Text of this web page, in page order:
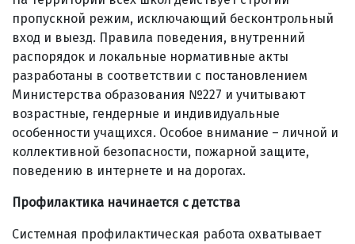
пропускной режим, исключающий бесконтрольный
вход и выезд. Правила поведения, внутренний
распорядок и локальные нормативные акты
разработаны в соответствии с постановлением
Министерства образования №227 и учитывают
возрастные, гендерные и индивидуальные
особенности учащихся. Особое внимание – личной и
коллективной безопасности, пожарной защите,
поведению в интернете и на дорогах.
Профилактика начинается с детства
Системная профилактическая работа охватывает